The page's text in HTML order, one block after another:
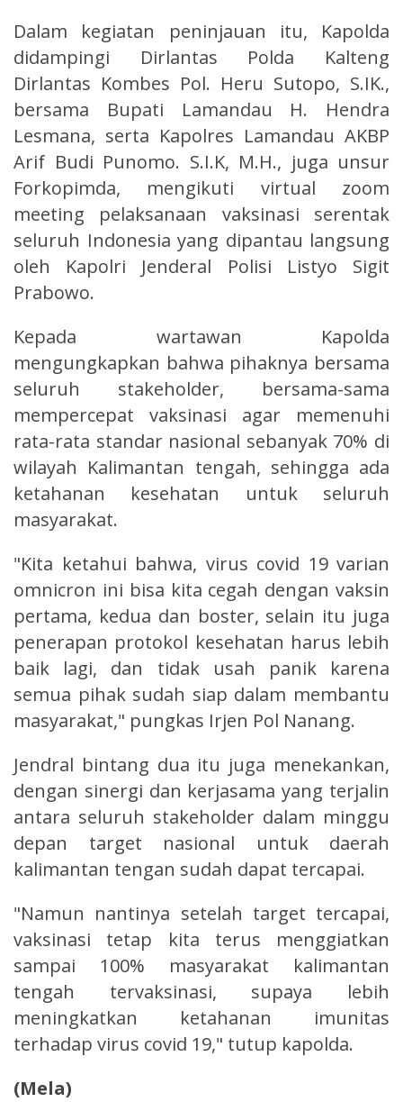
Dalam kegiatan peninjauan itu, Kapolda
didampingi Dirlantas Polda Kalteng
Dirlantas Kombes Pol. Heru Sutopo, S.IK.,
bersama Bupati Lamandau H. Hendra
Lesmana, serta Kapolres Lamandau AKBP
Arif Budi Punomo. S.I.K, M.H., juga unsur
Forkopimda, mengikuti virtual zoom
meeting pelaksanaan vaksinasi serentak
seluruh Indonesia yang dipantau langsung
oleh Kapolri Jenderal Polisi Listyo Sigit
Prabowo.
Kepada wartawan Kapolda
mengungkapkan bahwa pihaknya bersama
seluruh stakeholder, bersama-sama
mempercepat vaksinasi agar memenuhi
rata-rata standar nasional sebanyak 70% di
wilayah Kalimantan tengah, sehingga ada
ketahanan kesehatan untuk seluruh
masyarakat.
"Kita ketahui bahwa, virus covid 19 varian
omnicron ini bisa kita cegah dengan vaksin
pertama, kedua dan boster, selain itu juga
penerapan protokol kesehatan harus lebih
baik lagi, dan tidak usah panik karena
semua pihak sudah siap dalam membantu
masyarakat," pungkas Irjen Pol Nanang.
Jendral bintang dua itu juga menekankan,
dengan sinergi dan kerjasama yang terjalin
antara seluruh stakeholder dalam minggu
depan target nasional untuk daerah
kalimantan tengan sudah dapat tercapai.
"Namun nantinya setelah target tercapai,
vaksinasi tetap kita terus menggiatkan
sampai 100% masyarakat kalimantan
tengah tervaksinasi, supaya lebih
meningkatkan ketahanan imunitas
terhadap virus covid 19," tutup kapolda.
(Mela)